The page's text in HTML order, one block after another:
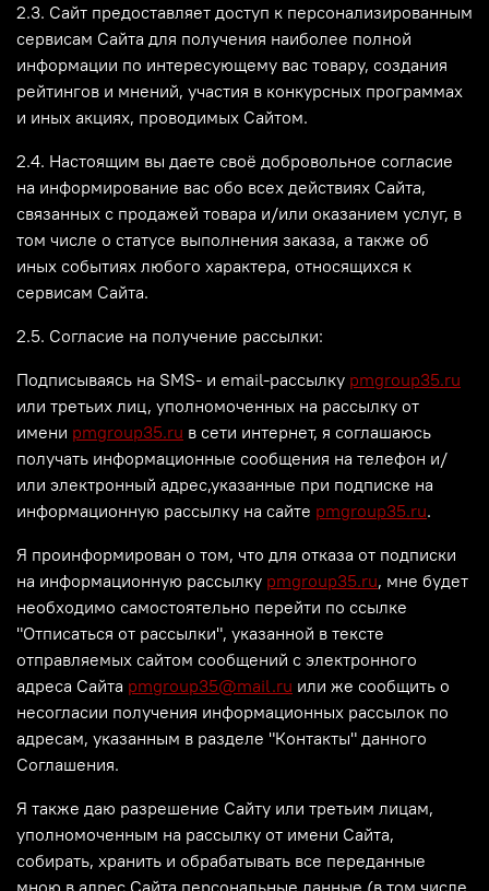
2.3. Сайт предоставляет доступ к персонализированным
сервисам Сайта для получения наиболее полной
информации по интересующему вас товару, создания
рейтингов и мнений, участия в конкурсных программах
и иных акциях, проводимых Сайтом.
2.4. Настоящим вы даете своё добровольное согласие
на информирование вас обо всех действиях Сайта,
связанных с продажей товара и/или оказанием услуг, в
том числе о статусе выполнения заказа, а также об
иных событиях любого характера, относящихся к
сервисам Сайта.
2.5. Согласие на получение рассылки:
Подписываясь на SMS- и email-рассылку pmgroup35.ru
или третьих лиц, уполномоченных на рассылку от
имени pmgroup35.ru в сети интернет, я соглашаюсь
получать информационные сообщения на телефон и/
или электронный адрес,указанные при подписке на
информационную рассылку на сайте pmgroup35.ru.
Я проинформирован о том, что для отказа от подписки
на информационную рассылку pmgroup35.ru, мне будет
необходимо самостоятельно перейти по ссылке
"Отписаться от рассылки", указанной в тексте
отправляемых сайтом сообщений с электронного
адреса Сайта pmgroup35@mail.ru или же сообщить о
несогласии получения информационных рассылок по
адресам, указанным в разделе "Контакты" данного
Соглашения.
Я также даю разрешение Сайту или третьим лицам,
уполномоченным на рассылку от имени Сайта,
собирать, хранить и обрабатывать все переданные